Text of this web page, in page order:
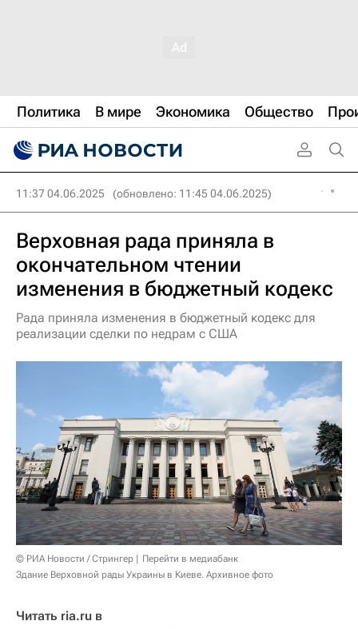
Политика В мире Экономика Общество
11:37 04.06.2025 (обновлено: 11:45 04.06.2025)
Верховная рада приняла в
окончательном чтении
изменения в бюджетный кодекс
Рада приняла изменения в бюджетный кодекс для
реализации сделки по недрам с США
© РИА Новости / Стрингер
Перейти в медиабанк
Здание Верховной рады Украины в Киеве. Архивное фото
Читать ria.ru в